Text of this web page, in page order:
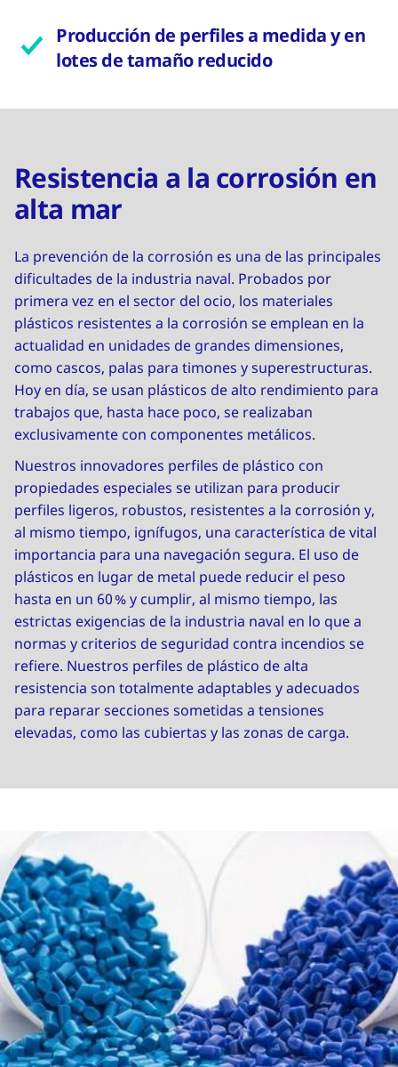
Producción de perfiles a medida y en
lotes de tamaño reducido
Resistencia a la corrosión en
alta mar
La prevención de la corrosión es una de las principales
dificultades de la industria naval. Probados por
primera vez en el sector del ocio, los materiales
plásticos resistentes a la corrosión se emplean en la
actualidad en unidades de grandes dimensiones,
como cascos, palas para timones y superestructuras.
Hoy en día, se usan plásticos de alto rendimiento para
trabajos que, hasta hace poco, se realizaban
exclusivamente con componentes metálicos.
Nuestros innovadores perfiles de plástico con
propiedades especiales se utilizan para producir
perfiles ligeros, robustos, resistentes a la corrosión y,
al mismo tiempo, ignífugos, una característica de vital
importancia para una navegación segura. El uso de
plásticos en lugar de metal puede reducir el peso
hasta en un 60 % y cumplir, al mismo tiempo, las
estrictas exigencias de la industria naval en lo que a
normas y criterios de seguridad contra incendios se
refiere. Nuestros perfiles de plástico de alta
resistencia son totalmente adaptables y adecuados
para reparar secciones sometidas a tensiones
elevadas, como las cubiertas y las zonas de carga.